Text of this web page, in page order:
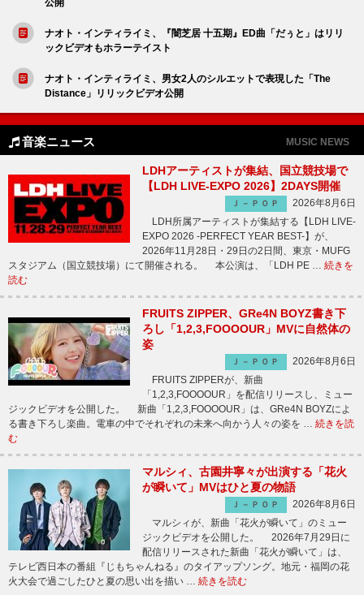
ナオト・インティライミ、『闇芝居 十五期』ED曲「だぅと」はリリ
ックビデオもホラーテイスト
ナオト・インティライミ、男女2人のシルエットで表現した「The
Distance」リリックビデオ公開
音楽ニュース MUSIC NEWS
LDHアーティストが集結、国立競技場で
【LDH LIVE-EXPO 2026】2DAYS開催
Ｊ－ＰＯＰ
2026年8月6日
LDH所属アーティストが集結する【LDH LIVE-
EXPO 2026 -PERFECT YEAR BEST-】が、
2026年11月28日・29日の2日間、東京・MUFG
スタジアム（国立競技場）にて開催される。 本公演は、「LDH PE … 続きを
読む
FRUITS ZIPPER、GRe4N BOYZ書き下
ろし「1,2,3,FOOOOUR」MVに自然体の
姿
Ｊ－ＰＯＰ
2026年8月6日
FRUITS ZIPPERが、新曲
「1,2,3,FOOOOUR」を配信リリースし、ミュー
ジックビデオを公開した。 新曲「1,2,3,FOOOOUR」は、GRe4N BOYZによ
る書き下ろし楽曲。電車の中でそれぞれの未来へ向かう人々の姿を … 続きを読
む
マルシィ、古園井寧々が出演する「花火
が瞬いて」MVはひと夏の物語
Ｊ－ＰＯＰ
2026年8月6日
マルシィが、新曲「花火が瞬いて」のミュー
ジックビデオを公開した。 2026年7月29日に
配信リリースされた新曲「花火が瞬いて」は、
テレビ西日本の番組『じもちゃんねる』のタイアップソング。地元・福岡の花
火大会で過ごしたひと夏の思い出を描い … 続きを読む